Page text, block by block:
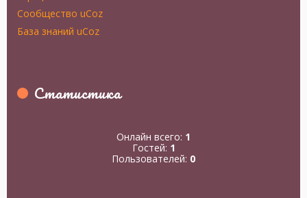
Сообщество uCoz
База знаний uCoz
Статистика
Онлайн всего: 1
Гостей: 1
Пользователей: 0